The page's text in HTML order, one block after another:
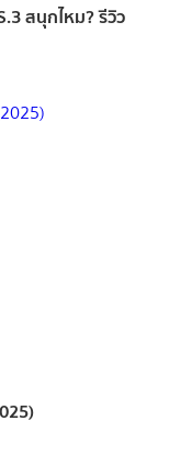
สนุกไหม? รีวิว